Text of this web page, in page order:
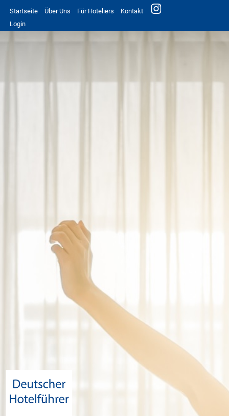
Startseite Über Uns Für Hoteliers
Kontakt
Login